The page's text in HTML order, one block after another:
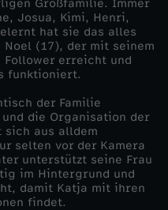
Großfamilie. Immer
Josua, Kimi, Henri,
hat sie das alles
(17), der mit seinem
Follower erreicht und
funktioniert.
der Familie
die Organisation der
sich aus alldem
selten vor der Kamera
unterstützt seine Frau
im Hintergrund und
damit Katja mit ihren
findet.